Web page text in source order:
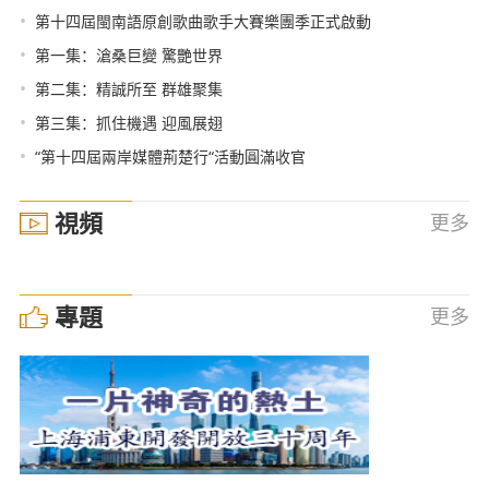
• 第十四屆閩南語原創歌曲歌手大賽樂團季正式啟動
• 第一集：滄桑巨變 驚艷世界
• 第二集：精誠所至 群雄聚集
• 第三集：抓住機遇 迎風展翅
• “第十四屆兩岸媒體荊楚行“活動圓滿收官
視頻 更多
專題 更多